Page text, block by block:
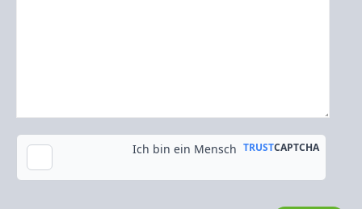
Kopie an meine E-Mail-Adresse senden